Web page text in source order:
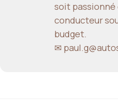
soit passionné
conducteur
budget.
✉